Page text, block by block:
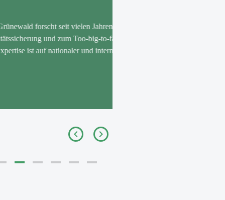
vielen Jahren zur
Too-big-to-fail-
und internationaler
Divergenz von ESG-Ratings ist in
meistzitierten Papers der Universität